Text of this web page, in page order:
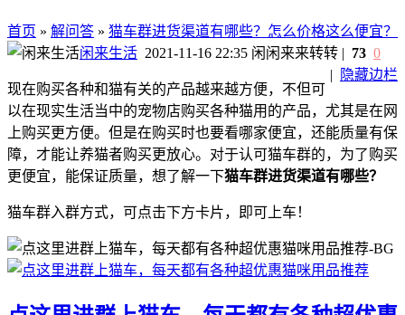
首页 » 解问答 » 猫车群进货渠道有哪些？怎么价格这么便宜？
闲来生活 2021-11-16 22:35 闲闲来来转转
|
隐藏边栏
| 73 0
现在购买各种和猫有关的产品越来越方便，不但可
以在现实生活当中的宠物店购买各种猫用的产品，尤其是在网
上购买更方便。但是在购买时也要看哪家便宜，还能质量有保
障，才能让养猫者购买更放心。对于认可猫车群的，为了购买
更便宜，能保证质量，想了解一下猫车群进货渠道有哪些？
猫车群入群方式，可点击下方卡片，即可上车！